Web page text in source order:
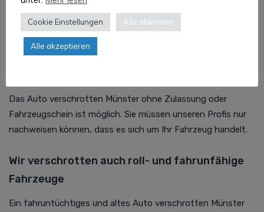
Rückruf.
Auto verschrotten Münster ohne
Das Auto verschrotten Münster ohne Zulassung oder
Fahrzeugschein ist möglich. Sie müssen unseren Profis nur
nachweisen können, dass es sich um Ihr Fahrzeug handelt.
Wir verschrotten auch roll- und fahrunfähige
Fahrzeuge
Ein fahruntüchtiges und altes Auto verschrotten Münster
Cookie Einstellungen Alle ablehnen
Alle akzeptieren